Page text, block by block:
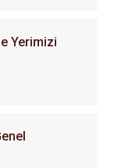
Yerimizi